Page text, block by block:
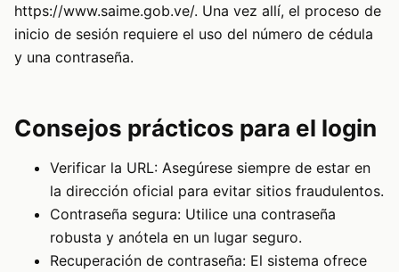
https://www.saime.gob.ve/. Una vez allí, el proceso de
inicio de sesión requiere el uso del número de cédula
y una contraseña.
Consejos prácticos para el login
Verificar la URL: Asegúrese siempre de estar en
la dirección oficial para evitar sitios fraudulentos.
Contraseña segura: Utilice una contraseña
robusta y anótela en un lugar seguro.
Recuperación de contraseña: El sistema ofrece